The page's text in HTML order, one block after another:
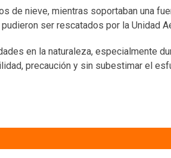
de nieve, mientras soportaban una
ser rescatados por la Unidad
en la naturaleza, especialmente
precaución y sin subestimar el